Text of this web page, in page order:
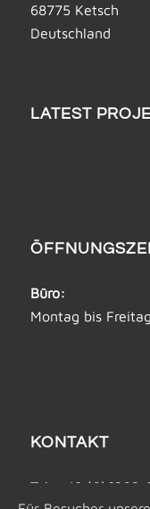
68775 Ketsch
Deutschland
LATEST
Büro:
Montag bis
KONTAKT
Tel: +49 (0)6202-